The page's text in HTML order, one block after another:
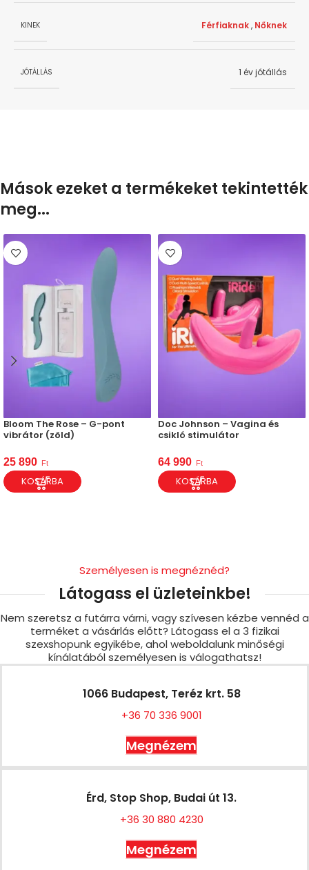
KINEK Férfiaknak, Nőknek
JÓTÁLLÁS 1 év jótállás
Mások ezeket a termékeket tekintették
meg...
Bloom The Rose – G-pont
vibrátor (zöld)
25 890 Ft
KOSÁRBA
Doc Johnson – Vagina és
csikló stimulátor
64 990 Ft
KOSÁRBA
Személyesen is megnéznéd?
Látogass el üzleteinkbe!
Nem szeretsz a futárra várni, vagy szívesen kézbe vennéd a
terméket a vásárlás előtt? Látogass el a 3 fizikai
szexshopunk egyikébe, ahol weboldalunk minőségi
kínálatából személyesen is válogathatsz!
1066 Budapest, Teréz krt. 58
+36 70 336 9001
Megnézem
Érd, Stop Shop, Budai út 13.
+36 30 880 4230
Megnézem